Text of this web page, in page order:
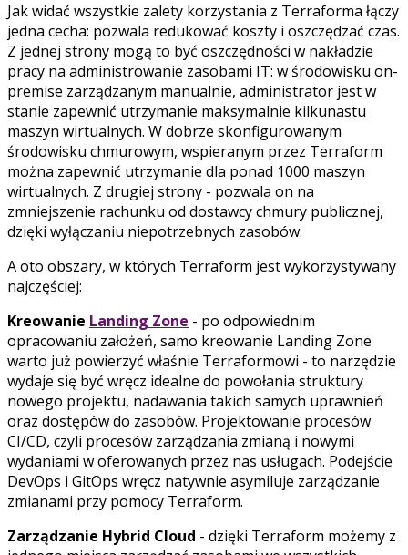
Jak widać wszystkie zalety korzystania z Terraforma łączy
jedna cecha: pozwala redukować koszty i oszczędzać czas.
Z jednej strony mogą to być oszczędności w nakładzie
pracy na administrowanie zasobami IT: w środowisku on-
premise zarządzanym manualnie, administrator jest w
stanie zapewnić utrzymanie maksymalnie kilkunastu
maszyn wirtualnych. W dobrze skonfigurowanym
środowisku chmurowym, wspieranym przez Terraform
można zapewnić utrzymanie dla ponad 1000 maszyn
wirtualnych. Z drugiej strony - pozwala on na
zmniejszenie rachunku od dostawcy chmury publicznej,
dzięki wyłączaniu niepotrzebnych zasobów.
A oto obszary, w których Terraform jest wykorzystywany
najczęściej:
Kreowanie Landing Zone - po odpowiednim
opracowaniu założeń, samo kreowanie Landing Zone
warto już powierzyć właśnie Terraformowi - to narzędzie
wydaje się być wręcz idealne do powołania struktury
nowego projektu, nadawania takich samych uprawnień
oraz dostępów do zasobów. Projektowanie procesów
CI/CD, czyli procesów zarządzania zmianą i nowymi
wydaniami w oferowanych przez nas usługach. Podejście
DevOps i GitOps wręcz natywnie asymiluje zarządzanie
zmianami przy pomocy Terraform.
Zarządzanie Hybrid Cloud - dzięki Terraform możemy z